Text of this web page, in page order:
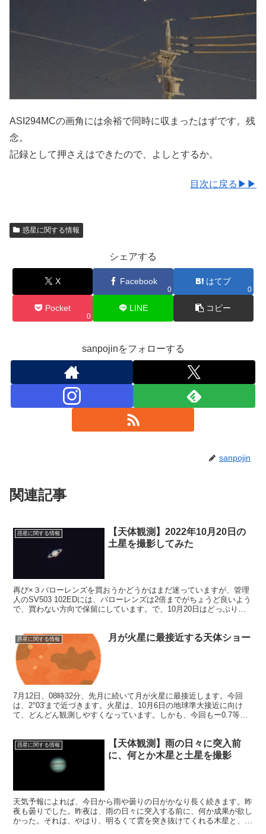
ASI294MCの画角には余裕で同時に収まったはずです。残
念。
記録として押さえはできたので、よしとするか。
目次に戻る▶▶
惑星に関する情報
シェアする
X Facebook
0
はてブ
0
Pocket
0
LINE コピー
sanpojinをフォローする
sanpojin
関連記事
惑星に関する情報
【天体観測】2022年10月20日の
土星を撮影してみた
再び×３バローレンズを買おうかどうかはまだ迷っていますが、管理
人のSV503 102EDには、バローレンズは2倍までがちょうど良いよう
で、買わない方向で保留にしています。で、10月20日はどっぷり惑
惑星に関する情報 月が火星に最接近する天体ショー
7月12日、08時32分、先月に続いて月が火星に最接近します。今回
は、2°03′まで近づきます。火星は、10月6日の地球準大接近に向け
て、どんどん観測しやすくなっています。しかも、今回もー0.7等ま
惑星に関する情報
【天体観測】雨の日々に突入前
に、何とか木星と土星を撮影
天気予報によれば、今日から雨や曇りの日がかなり長く続きます。昨
夜も曇りでした。昨夜は、雨の日々に突入する前に、何か成果が欲し
かった。それは、やはり、明るくて雲を突き抜けてくれる木星と、1